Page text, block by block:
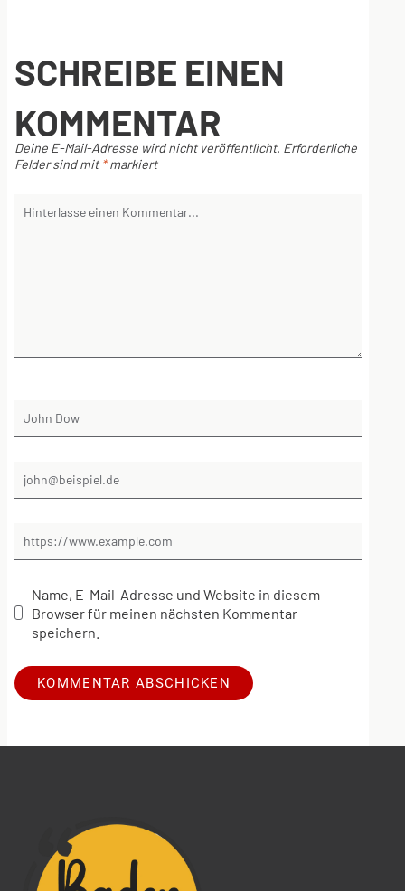
SCHREIBE EINEN
KOMMENTAR
Deine E-Mail-Adresse wird nicht veröffentlicht. Erforderliche
Felder sind mit *markiert
Name, E-Mail-Adresse und Website in diesem
Browser für meinen nächsten Kommentar
speichern.